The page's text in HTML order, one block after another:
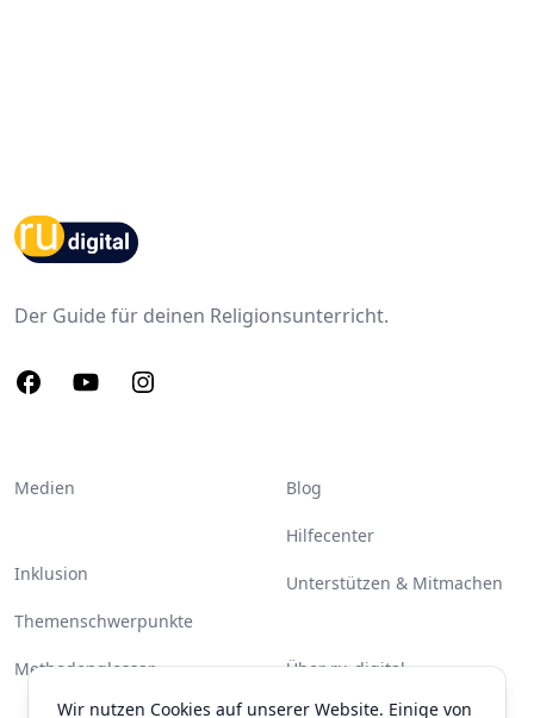
Wir nutzen Cookies auf unserer Website. Einige von
Footer
Der Guide für deinen Religionsunterricht.
FacebookYoutubeInstagram
Medien
Inklusion
Themenschwerpunkte
Methodenglossar
Blog
Hilfecenter
Unterstützen & Mitmachen
Über ru-digital